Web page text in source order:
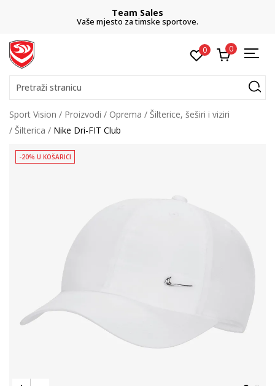
Team Sales
Vaše mjesto za timske sportove.
0 0
Pretraži stranicu
Sport Vision Proizvodi Oprema
Šilterice, šeširi i viziri
Šilterica
Nike Dri-FIT Club
-20% U KOŠARICI